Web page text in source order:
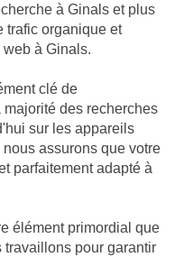
à Ginals et plus
trafic organique et
à Ginals.
clé de
des recherches
sur les appareils
assurons que votre
parfaitement adapté à
élément primordial que
travaillons pour garantir